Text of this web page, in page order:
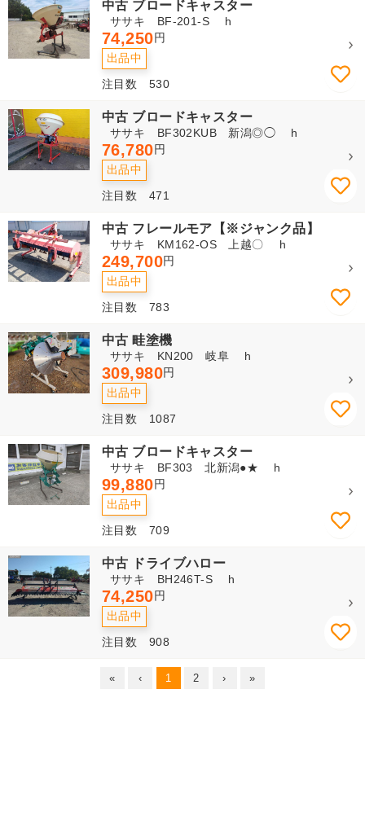
中古 ブロードキャスター
ササキ BF-201-S h
74,250円
出品中
注目数 530
中古 ブロードキャスター
ササキ BF302KUB 新潟◎◯ h
76,780円
出品中
注目数 471
中古 フレールモア【※ジャンク品】
ササキ KM162-OS 上越〇 h
249,700円
出品中
注目数 783
中古 畦塗機
ササキ KN200 岐阜 h
309,980円
出品中
注目数 1087
中古 ブロードキャスター
ササキ BF303 北新潟●★ h
99,880円
出品中
注目数 709
中古 ドライブハロー
ササキ BH246T-S h
74,250円
出品中
注目数 908
« ‹ 1 2 › »